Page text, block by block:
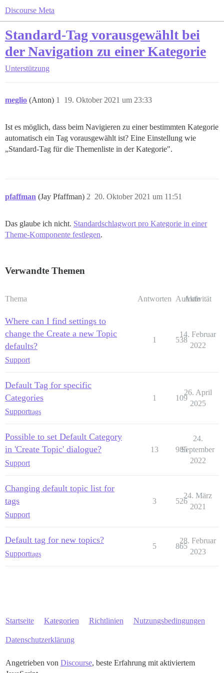
Discourse Meta
Standard-Tag vorausgewählt bei
der Navigation zu einer Kategorie
Unterstützung
meglio (Anton) 19. Oktober 2021 um 23:33
1
Ist es möglich, dass beim Navigieren zu einer bestimmten Kategorie
automatisch ein Tag vorausgewählt ist? Eine Einstellung wie
„Standard-Tag für die Themenliste in der Kategorie".
pfaffman (Jay Pfaffman) 20. Oktober 2021 um 11:51
2
Das glaube ich nicht. Standardschlagwort pro Kategorie in einer
Theme-Komponente festlegen.
Verwandte Themen
Thema Antworten Aufrufe
Aktivität
Where can I find settings to
change the Create a new Topic
defaults?
Support
1 538
14. Februar
2022
Default Tag for specific
Categories
Supporttags
1 109
26. April
2025
Possible to set Default Category
in 'Create Topic' dialogue?
Support
13 985
24.
September
2022
Changing default topic list for
tags
Support
3 526
24. März
2021
Default tag for new topics?
Supporttags
5 865
28. Februar
2023
Startseite Kategorien Richtlinien Nutzungsbedingungen
Datenschutzerklärung
Angetrieben von Discourse, beste Erfahrung mit aktiviertem